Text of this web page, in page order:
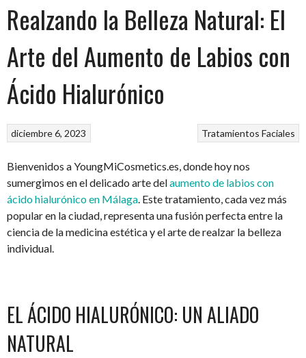
Realzando la Belleza Natural: El
Arte del Aumento de Labios con
Ácido Hialurónico
Tratamientos Faciales
diciembre 6, 2023
Bienvenidos a YoungMiCosmetics.es, donde hoy nos
sumergimos en el delicado arte delaumento de labios con
ácido hialurónico en Málaga. Este tratamiento, cada vez más
popular en la ciudad, representa una fusión perfecta entre la
ciencia de la medicina estética y el arte de realzar la belleza
individual.
EL ÁCIDO HIALURÓNICO: UN ALIADO
NATURAL